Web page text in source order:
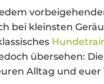
bei kleinsten
übersehen:
Alltag und